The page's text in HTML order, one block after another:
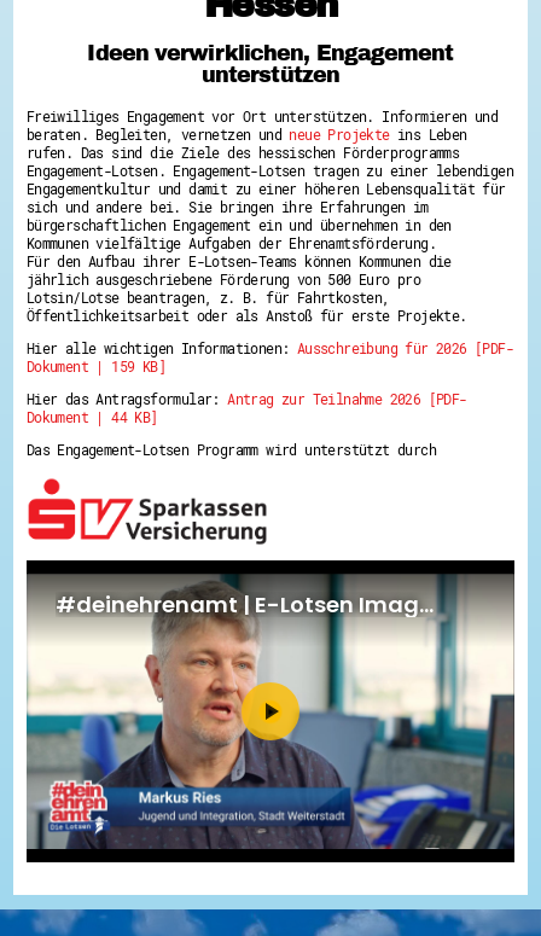
Hessen hilft Ukraine
Zeig uns dein Ehrenamt
Wettbewerb | Trikotwettbewerb
Wettbewerb | 80 Jahre Hessen - Engagement
mit Herz
8 Vereine x 80 Jahre x 1.000 €
Ausgezeichnete Projekte
Menschen des Respekts
SHARE IT: Teile deine Infos!
Gestalte dein Ehrenamt
Ehrenamts-Card Hessen
Engagement-Lotsen
Crowdfunding - Viele schaffen mehr
Ehrentag
Hessen engagiert - Digitale Themenabende
Kompetenznachweis Hessen
Service-Learning
Mach dich schlau
GEMA-Pakt
Di@-Lotsen in Hessen
Energiepreiskrise und Ehrenamt
Flüchtlingshilfe + Integration
Generationsübergreifend aktiv
Patenschaftsprojekte
Qualifizierung & Fortbildung
Stiftungen
Vereine, Spenden, Steuern - Gut zu Wissen
Versicherungsschutz
Wissenswertes rund um dein Ehrenamt
Zahlen, Daten, Fakten aus Hessen
Service
Suche
Downloads
Kontakt
Impressum
Barriere melden
Ideen verwirklichen, Engagement
unterstützen
Freiwilliges Engagement vor Ort unterstützen. Informieren und
beraten. Begleiten, vernetzen und neue Projekteins Leben
rufen. Das sind die Ziele des hessischen Förderprogramms
Engagement-Lotsen. Engagement-Lotsen tragen zu einer lebendigen
Engagementkultur und damit zu einer höheren Lebensqualität für
sich und andere bei. Sie bringen ihre Erfahrungen im
bürgerschaftlichen Engagement ein und übernehmen in den
Kommunen vielfältige Aufgaben der Ehrenamtsförderung.
Für den Aufbau ihrer E-Lotsen-Teams können Kommunen die
jährlich ausgeschriebene Förderung von 500 Euro pro
Lotsin/Lotse beantragen, z. B. für Fahrtkosten,
Öffentlichkeitsarbeit oder als Anstoß für erste Projekte.
Hier alle wichtigen Informationen: Ausschreibung für 2026 [PDF-
Dokument | 159 KB]
Hier das Antragsformular:Antrag zur Teilnahme 2026 [PDF-
Dokument | 44 KB]
Das Engagement-Lotsen Programm wird unterstützt durch